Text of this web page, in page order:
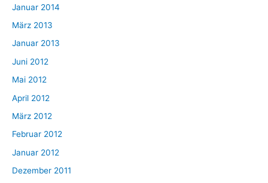
Januar 2014
März 2013
Januar 2013
Juni 2012
Mai 2012
April 2012
März 2012
Februar 2012
Januar 2012
Dezember 2011